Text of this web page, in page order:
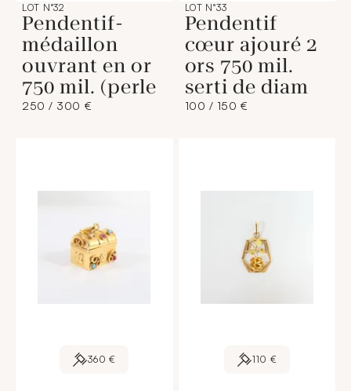
LOT N°32
Pendentif-
médaillon
ouvrant en or
750 mil. (perle
250 / 300 €
LOT N°33
Pendentif
cœur ajouré 2
ors 750 mil.
serti de diam
100 / 150 €
360 € 110 €